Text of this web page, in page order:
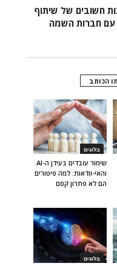
חשובים של שיתוף
עם חברות השמה
הכותב
בלוגים
שימור עובדים בעידן ה-AI
והאי-וודאות: למה פיטורים
הם לא פתרון קסם
בלוגים